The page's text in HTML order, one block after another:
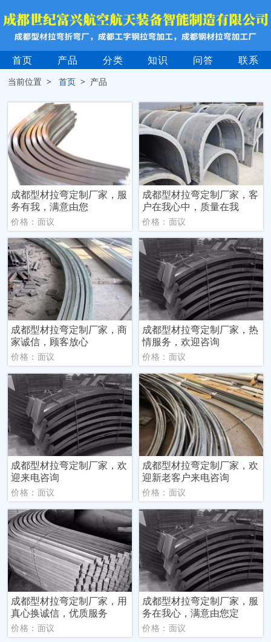
首页 产品 分类 知识 问答 联系
当前位置 >首页 > 产品
成都型材拉弯定制厂家，服
务有我，满意由您
价格：面议
成都型材拉弯定制厂家，客
户在我心中，质量在我
价格：面议
成都型材拉弯定制厂家，商
家诚信，顾客放心
价格：面议
成都型材拉弯定制厂家，热
情服务，欢迎咨询
价格：面议
成都型材拉弯定制厂家，欢
迎来电咨询
价格：面议
成都型材拉弯定制厂家，欢
迎新老客户来电咨询
价格：面议
成都型材拉弯定制厂家，用
真心换诚信，优质服务
价格：面议
成都型材拉弯定制厂家，服
务在我心，满意由您定
价格：面议